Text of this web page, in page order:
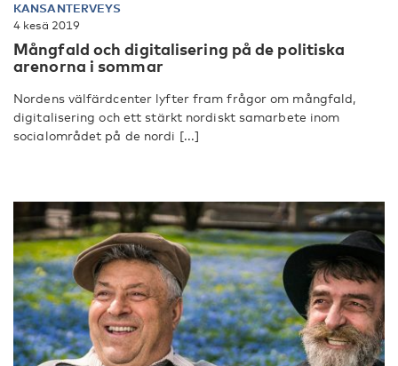
KANSANTERVEYS
4 kesä 2019
Mångfald och digitalisering på de politiska
arenorna i sommar
Nordens välfärdcenter lyfter fram frågor om mångfald,
digitalisering och ett stärkt nordiskt samarbete inom
socialområdet på de nordi [...]